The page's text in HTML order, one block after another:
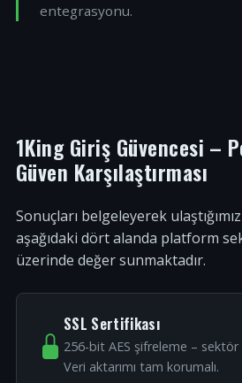
entegrasyonu.
1King Giriş Güvencesi –
Güven Karşılaştırması
Sonuçları belgeleyerek
aşağıdaki dört alanda platform
üzerinde değer sunmaktadır.
SSL Sertifikası
256-bit AES şifreleme –
Veri aktarımı tam korumalı.